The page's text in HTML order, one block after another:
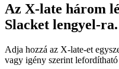
Az X-late három
Slacket lengyel-ra.
Adja hozzá az X-late-et
vagy igény szerint